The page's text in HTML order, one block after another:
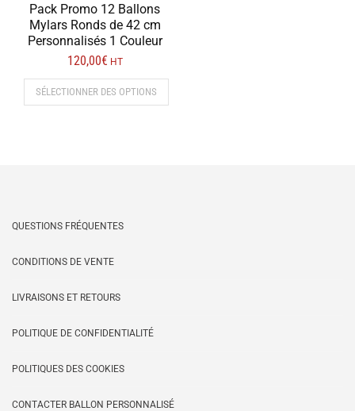
Pack Promo 12 Ballons
Mylars Ronds de 42 cm
Personnalisés 1 Couleur
120,00€ HT
SÉLECTIONNER DES OPTIONS
QUESTIONS FRÉQUENTES
CONDITIONS DE VENTE
LIVRAISONS ET RETOURS
POLITIQUE DE CONFIDENTIALITÉ
POLITIQUES DES COOKIES
CONTACTER BALLON PERSONNALISÉ